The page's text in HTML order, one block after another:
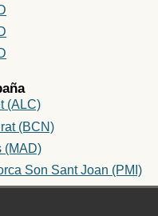
(ALC)
(BCN)
(MAD)
Son Sant Joan (PMI)